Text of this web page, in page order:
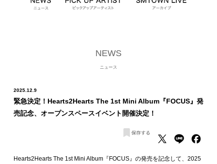
NEWS
ニュース
2025.12.9
緊急決定！Hearts2Hearts The 1st Mini Album『FOCUS』発
売記念、オープンスペースイベント開催決定！
Hearts2Hearts The 1st Mini Album『FOCUS』の発売を記念して、2025